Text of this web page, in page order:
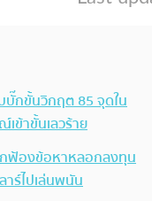
กขั้นวิกฤต 85 จุดใน
ข้าขั้นเลวร้าย
ฟ้องข้อหาหลอกลงทุน
ร์ไปเล่นพนัน